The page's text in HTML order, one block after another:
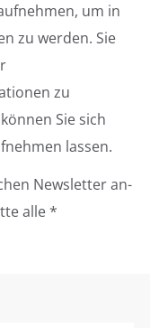
um in
zu werden. Sie
zu
Sie sich
lassen.
Newsletter an-
alle *